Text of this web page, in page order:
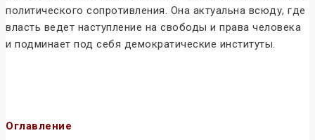
политического сопротивления. Она актуальна всюду, где
власть ведет наступление на свободы и права человека
и подминает под себя демократические институты.
Оглавление